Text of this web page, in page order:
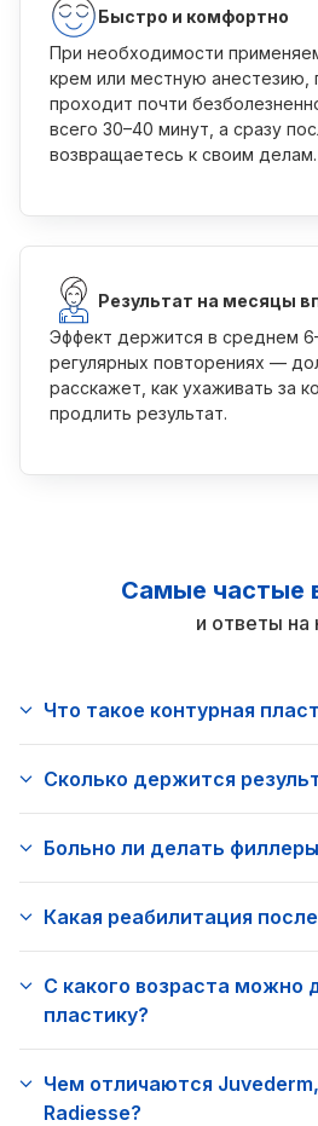
Быстро и комфортно
При необходимости
крем или местную анестезию,
проходит почти
всего 30–40 минут, а сразу
возвращаетесь к своим делам.
Результат на месяцы
Эффект держится в среднем
регулярных повторениях —
расскажет, как ухаживать за
продлить результат.
Самые частые
и ответы на
Что такое контурная
Сколько держится
Больно ли делать
Какая реабилитация
С какого возраста можно
пластику?
Чем отличаются
Radiesse?